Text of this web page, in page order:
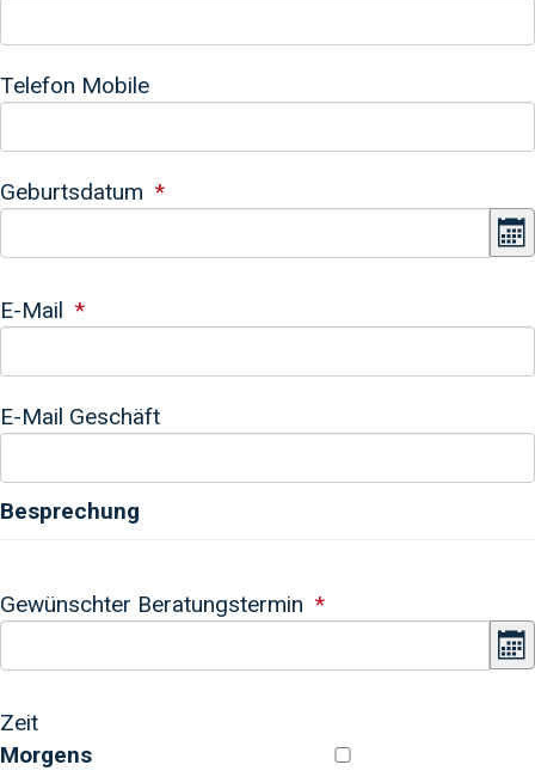
Telefon Mobile
Geburtsdatum
E-Mail
E-Mail Geschäft
Besprechung
Gewünschter Beratungstermin
Zeit
Morgens